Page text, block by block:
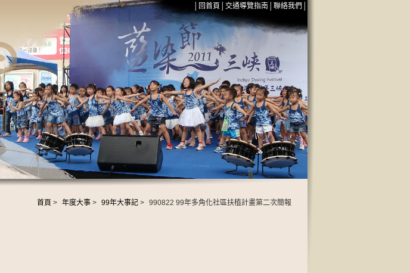
回首頁 交通導覽指南 聯絡我們
首頁 > 年度大事 > 99年大事記 > 990822 99年多角化社區扶植計畫第二次簡報